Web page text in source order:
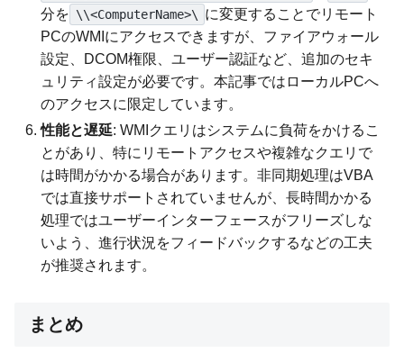
分を \\<ComputerName>\
に変更することでリモート
PCのWMIにアクセスできますが、ファイアウォール
設定、DCOM権限、ユーザー認証など、追加のセキ
ュリティ設定が必要です。本記事ではローカルPCへ
のアクセスに限定しています。
性能と遅延: WMIクエリはシステムに負荷をかけるこ
とがあり、特にリモートアクセスや複雑なクエリで
は時間がかかる場合があります。非同期処理はVBA
では直接サポートされていませんが、長時間かかる
処理ではユーザーインターフェースがフリーズしな
いよう、進行状況をフィードバックするなどの工夫
が推奨されます。
まとめ